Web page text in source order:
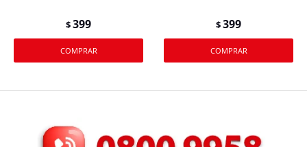
$399 $399